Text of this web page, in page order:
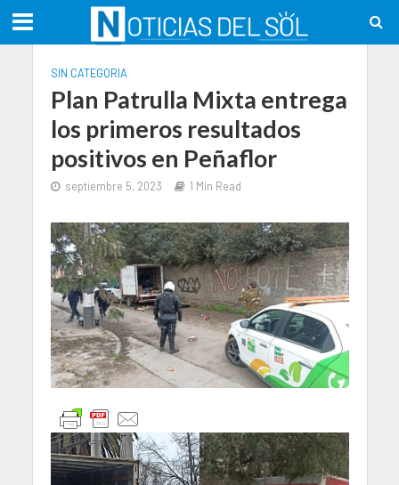
SIN CATEGORIA
Plan Patrulla Mixta entrega
los primeros resultados
positivos en Peñaflor
septiembre 5, 2023 1 Min Read